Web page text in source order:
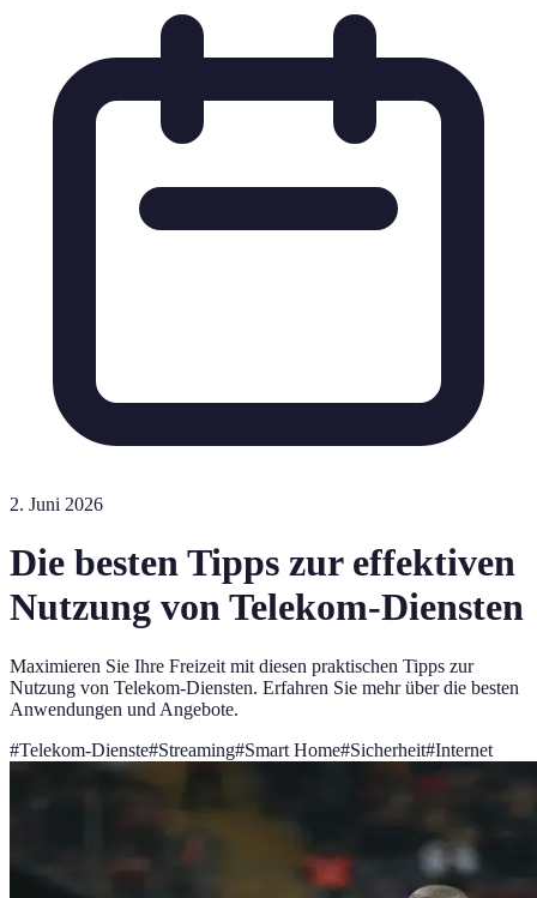
2. Juni 2026
Die besten Tipps zur effektiven
Nutzung von Telekom-Diensten
Maximieren Sie Ihre Freizeit mit diesen praktischen Tipps zur
Nutzung von Telekom-Diensten. Erfahren Sie mehr über die besten
Anwendungen und Angebote.
#Telekom-Dienste#Streaming#Smart Home#Sicherheit#Internet